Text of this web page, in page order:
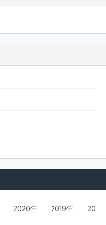
2020年 2019年 2018